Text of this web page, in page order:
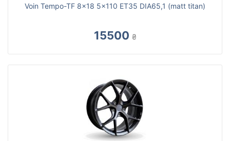
Voin Tempo-TF 8x18 5x110 ET35 DIA65,1 (matt titan)
15500 ₴